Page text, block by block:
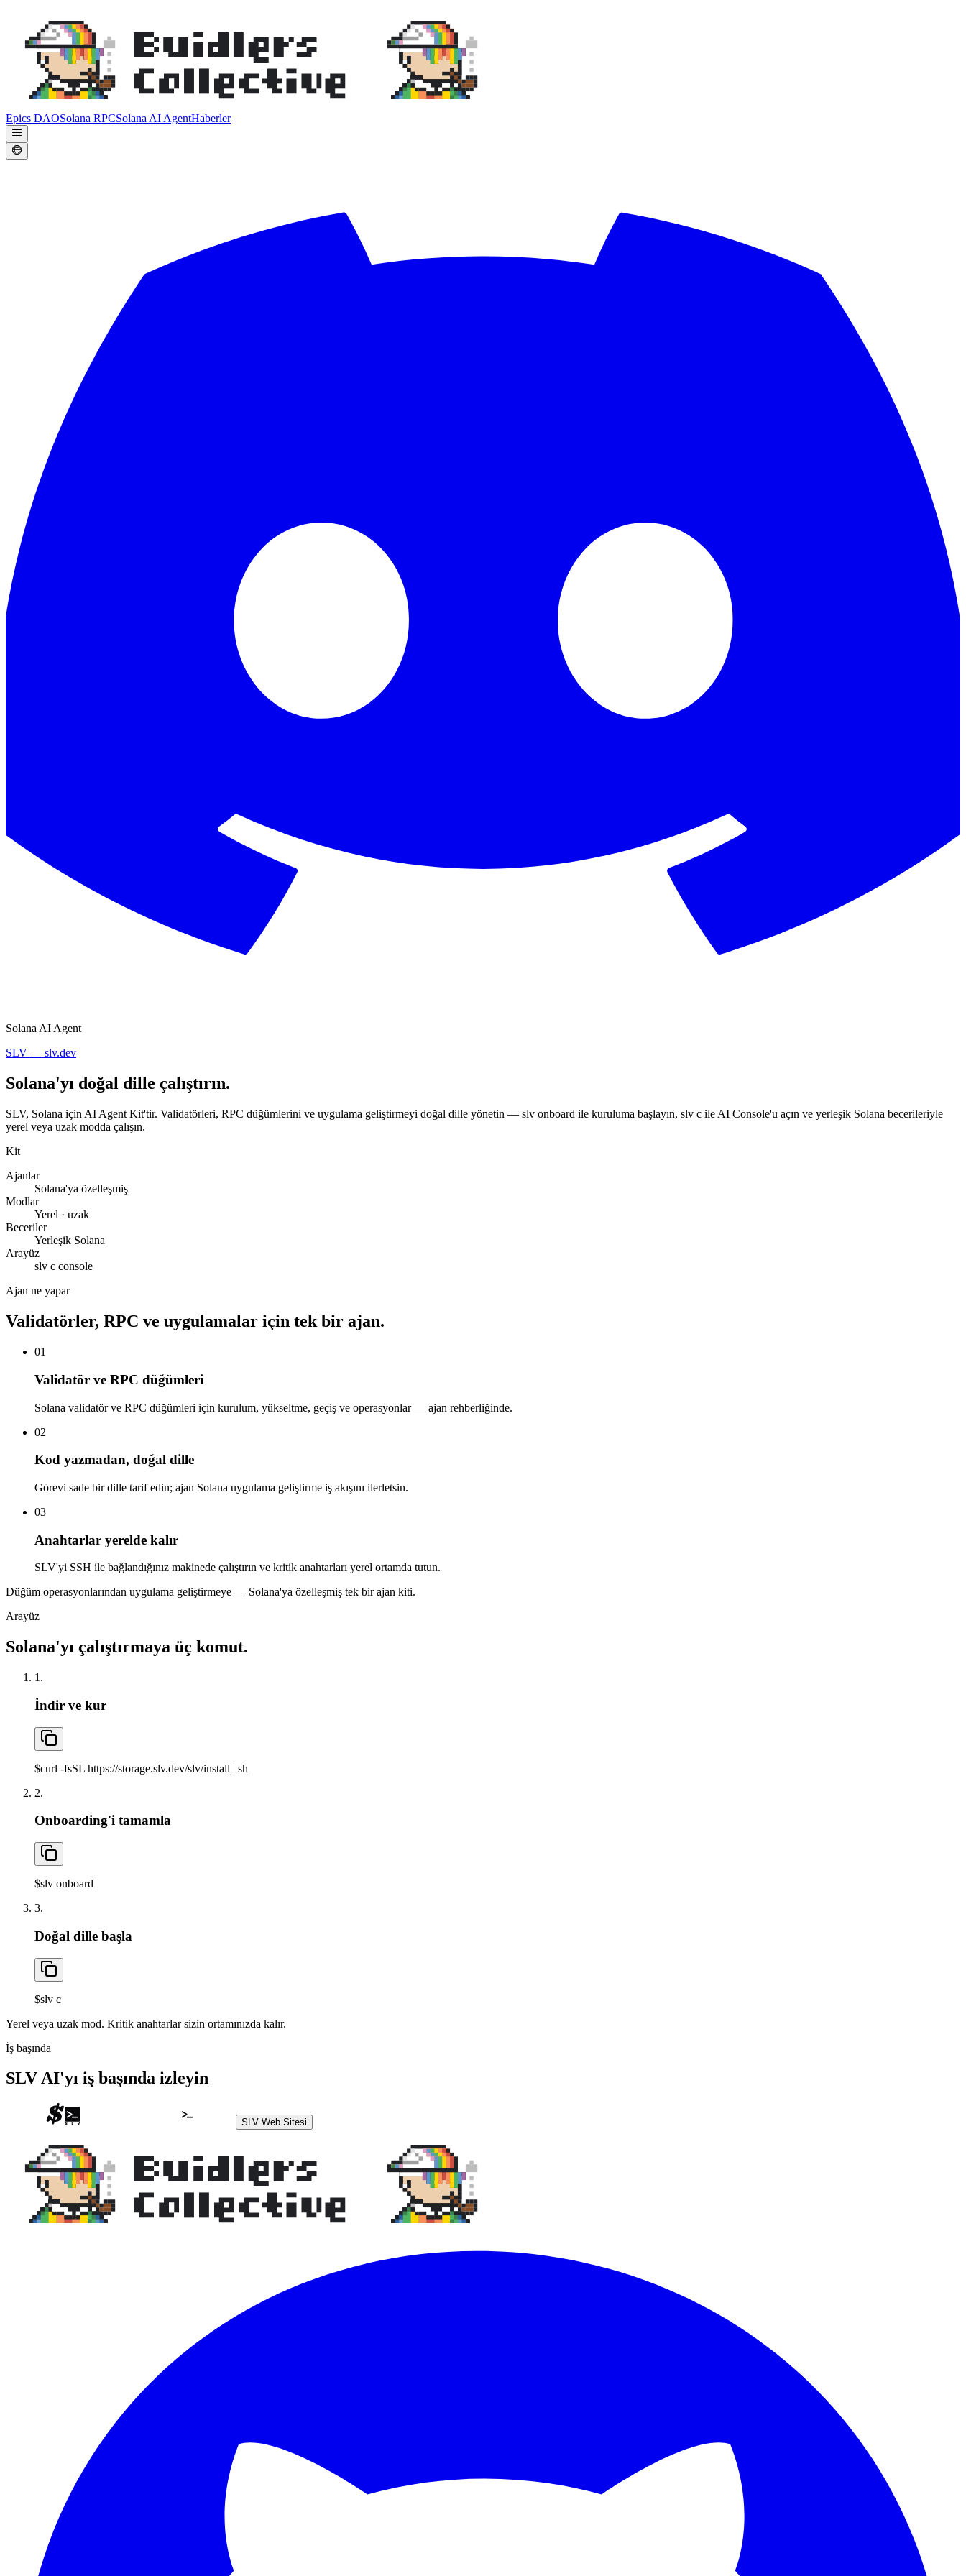
Epics DAOSolana RPCSolana AI AgentHaberler
Solana AI Agent
SLV — slv.dev
Solana'yı doğal dille çalıştırın.
SLV, Solana için AI Agent Kit'tir. Validatörleri, RPC düğümlerini ve uygulama geliştirmeyi doğal dille yönetin — slv onboard ile kuruluma başlayın, slv c ile AI Console'u açın ve yerleşik Solana becerileriyle
yerel veya uzak modda çalışın.
Kit
Ajanlar
Solana'ya özelleşmiş
Modlar
Yerel · uzak
Beceriler
Yerleşik Solana
Arayüz
slv c console
Ajan ne yapar
Validatörler, RPC ve uygulamalar için tek bir ajan.
01
Validatör ve RPC düğümleri
Solana validatör ve RPC düğümleri için kurulum, yükseltme, geçiş ve operasyonlar — ajan rehberliğinde.
02
Kod yazmadan, doğal dille
Görevi sade bir dille tarif edin; ajan Solana uygulama geliştirme iş akışını ilerletsin.
03
Anahtarlar yerelde kalır
SLV'yi SSH ile bağlandığınız makinede çalıştırın ve kritik anahtarları yerel ortamda tutun.
Düğüm operasyonlarından uygulama geliştirmeye — Solana'ya özelleşmiş tek bir ajan kiti.
Arayüz
Solana'yı çalıştırmaya üç komut.
1.
İndir ve kur
$curl -fsSL https://storage.slv.dev/slv/install | sh
2.
Onboarding'i tamamla
$slv onboard
3.
Doğal dille başla
$slv c
Yerel veya uzak mod. Kritik anahtarlar sizin ortamınızda kalır.
İş başında
SLV AI'yı iş başında izleyin
SLV Web Sitesi